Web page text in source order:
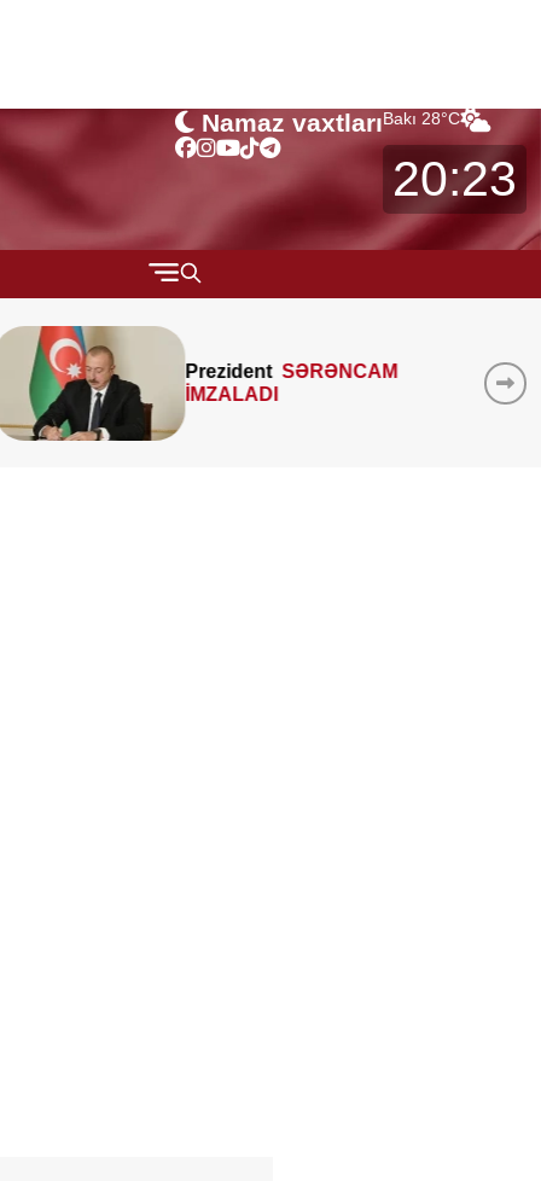
Namaz vaxtlarıBakı 28°C
20:23
MÜSAHİBƏ
MARAQLI
MTK-ların mənzil sahəsini
çöldən-çölə ölçməsi
qanunidirmi? –
Hüquqşünas